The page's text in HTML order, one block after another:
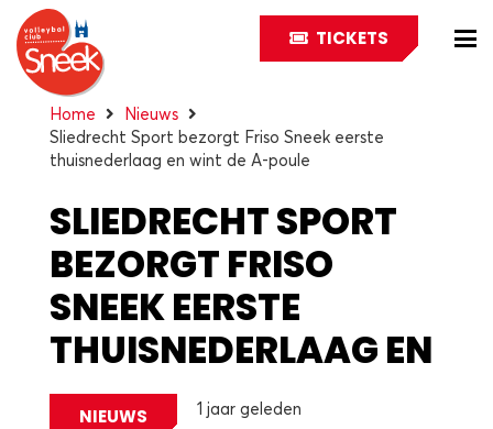
TICKETS
Home
Nieuws
Sliedrecht Sport bezorgt Friso Sneek eerste
thuisnederlaag en wint de A-poule
SLIEDRECHT SPORT
BEZORGT FRISO
SNEEK EERSTE
THUISNEDERLAAG EN
WINT DE A-POULE
NIEUWS 1 jaar geleden